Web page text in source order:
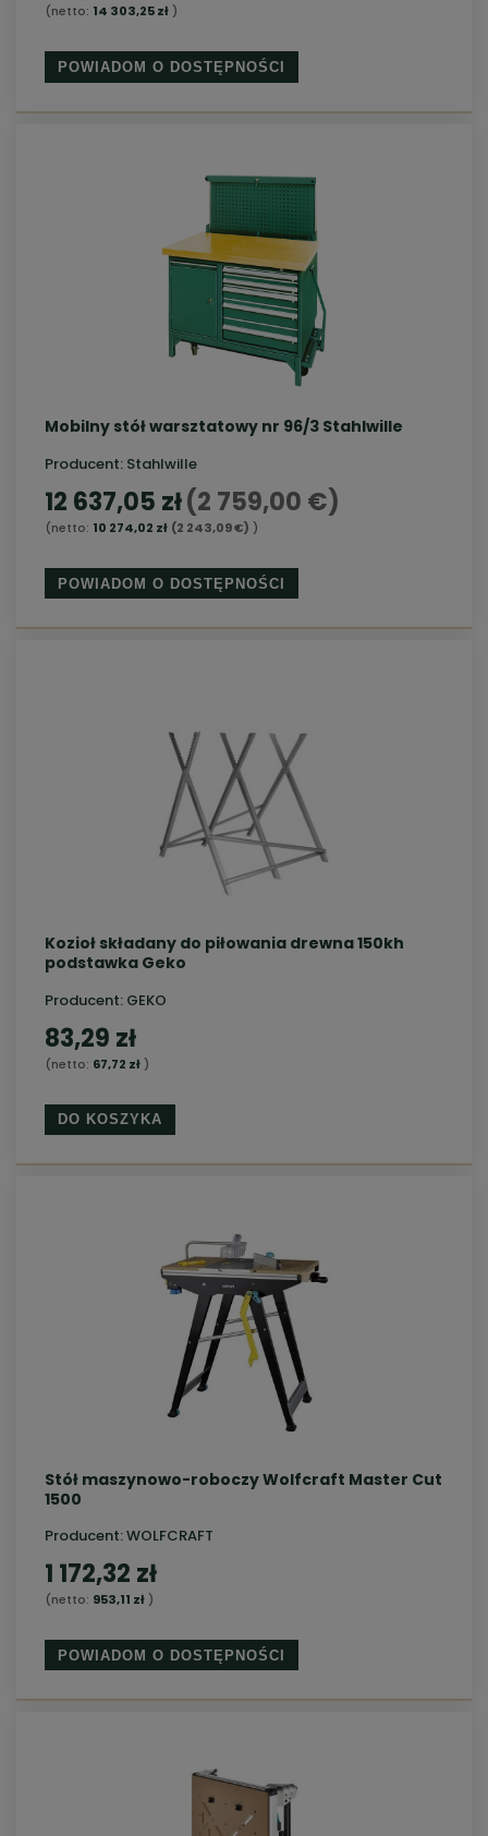
(netto: 14 303,25 zł)
POWIADOM O DOSTĘPNOŚCI
Mobilny stół warsztatowy nr 96/3 Stahlwille
Producent: Stahlwille
12 637,05 zł(2 759,00 €)
(netto: 10 274,02 zł (2 243,09 €) )
POWIADOM O DOSTĘPNOŚCI
Kozioł składany do piłowania drewna 150kh
podstawka Geko
Producent: GEKO
83,29 zł
(netto: 67,72 zł)
DO KOSZYKA
Stół maszynowo-roboczy Wolfcraft Master Cut
1500
Producent:WOLFCRAFT
1 172,32 zł
(netto: 953,11 zł)
POWIADOM O DOSTĘPNOŚCI